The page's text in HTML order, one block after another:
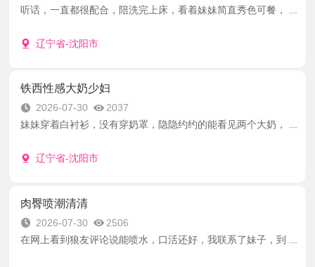
听话，一直都很配合，陪洗完上床，看着妹妹简直秀色可餐， ...
辽宁省-沈阳市
铁西性感大奶少妇
2026-07-30
2037
妹妹穿着白衬衫，没有穿奶罩，隐隐约约的能看见两个大奶， ...
辽宁省-沈阳市
肉臀喷潮清清
2026-07-30
2506
在网上看到狼友评论说能喷水，口活还好，我联系了妹子，到 ...